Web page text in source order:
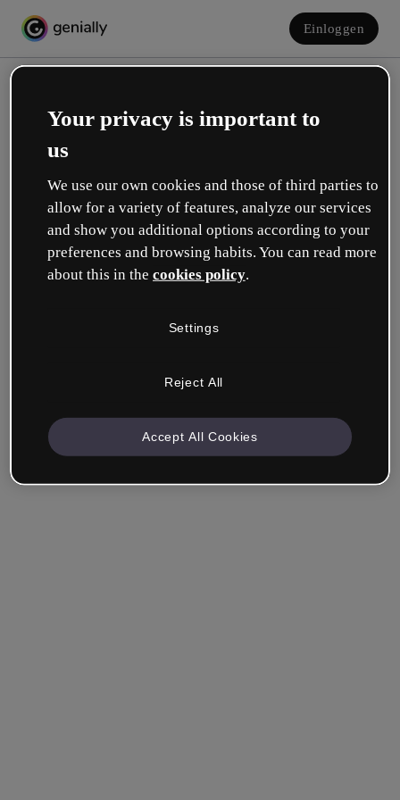
Einloggen
Erstelle dein kostenloses Konto!
Was beschreibt deine Rolle am besten?
Unternehmen & Professionals
einem anderen Bereich.
Your privacy is important to
us
We use our own cookies and those of third parties to
allow for a variety of features, analyze our services
and show you additional options according to your
preferences and browsing habits. You can read more
about this in the cookies policy.
Settings
Reject All
Accept All Cookies